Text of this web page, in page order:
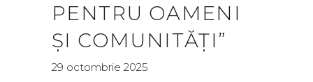
PENTRU OAMENI
ȘI COMUNITĂȚI”
29 octombrie 2025